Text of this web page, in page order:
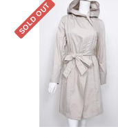
SOLD OUT